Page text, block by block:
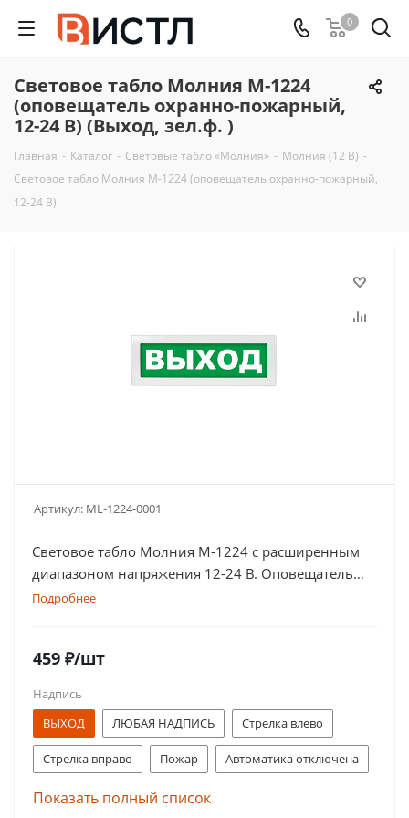
0
Световое табло Молния М-1224
(оповещатель охранно-пожарный,
12-24 В) (Выход, зел.ф. )
Главная - Каталог - Световые табло «Молния» - Молния (12 В) -
Световое табло Молния М-1224 (оповещатель охранно-пожарный,
12-24 В)
Артикул: ML-1224-0001
Световое табло Молния М-1224 с расширенным
диапазоном напряжения 12-24 В. Оповещатель
оснащен дублированными клеммами
Подробнее
459 ₽/шт
Надпись
ВЫХОД
ЛЮБАЯ НАДПИСЬ Стрелка влево
Стрелка вправо Пожар Автоматика отключена
Газ! Уходи! Порошок! Не входи!
Показать полный список